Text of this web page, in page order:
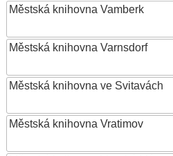
Městská knihovna Vamberk
Městská knihovna Varnsdorf
Městská knihovna ve Svitavách
Městská knihovna Vratimov